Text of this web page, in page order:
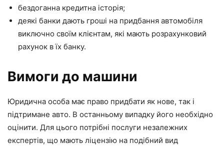
бездоганна кредитна історія;
деякі банки дають гроші на придбання автомобіля
виключно своїм клієнтам, які мають розрахунковий
рахунок в їх банку.
Вимоги до машини
Юридична особа має право придбати як нове, так і
підтримане авто. В останньому випадку його необхідно
оцінити. Для цього потрібні послуги незалежних
експертів, що мають ліцензію на подібний вид